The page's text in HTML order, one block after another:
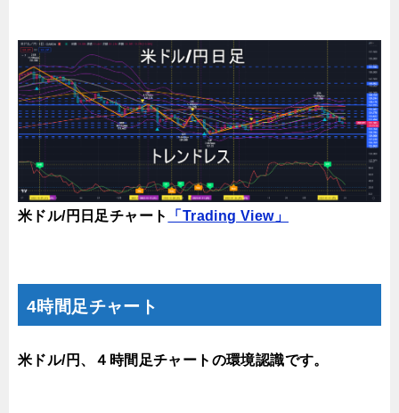
米ドル/円日足チャート 「Trading View」
4時間足チャート
米ドル/円、４時間足チャートの環境認識です。